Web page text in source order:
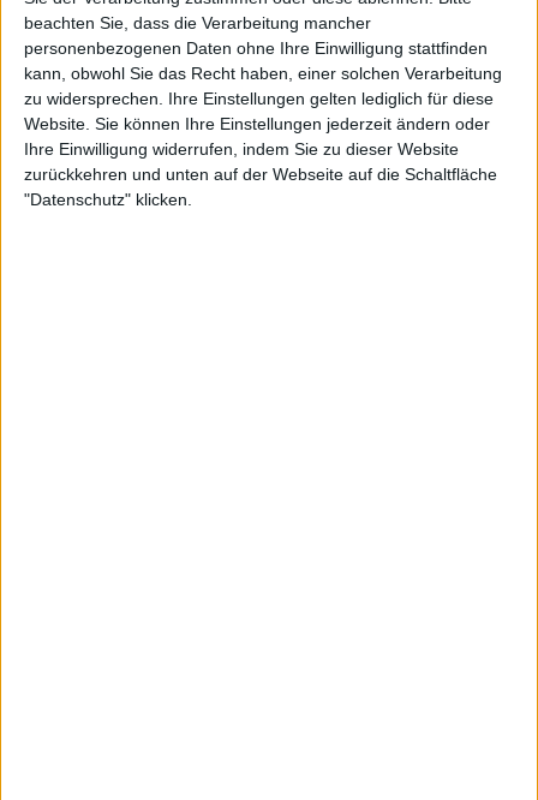
beachten Sie, dass die Verarbeitung mancher
personenbezogenen Daten ohne Ihre Einwilligung stattfinden
kann, obwohl Sie das Recht haben, einer solchen Verarbeitung
zu widersprechen. Ihre Einstellungen gelten lediglich für diese
Website. Sie können Ihre Einstellungen jederzeit ändern oder
Ihre Einwilligung widerrufen, indem Sie zu dieser Website
zurückkehren und unten auf der Webseite auf die Schaltfläche
"Datenschutz" klicken.